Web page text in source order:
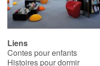
Liens
Contes pour enfants
Histoires pour dormir